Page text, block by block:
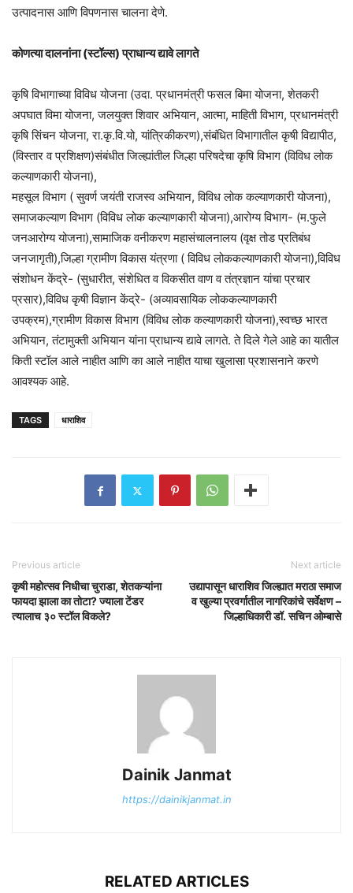
उत्पादनास आणि विपणनास चालना देणे.
कोणत्या दालनांना (स्टॉल्स) प्राधान्य द्यावे लागते
कृषि विभागाच्या विविध योजना (उदा. प्रधानमंत्री फसल बिमा योजना, शेतकरी
अपघात विमा योजना, जलयुक्त शिवार अभियान, आत्मा, माहिती विभाग, प्रधानमंत्री
कृषि सिंचन योजना, रा.कृ.वि.यो, यांत्रिकीकरण),संबंधित विभागातील कृषी विद्यापीठ,
(विस्तार व प्रशिक्षण)संबंधीत जिल्ह्यांतील जिल्हा परिषदेचा कृषि विभाग (विविध लोक
कल्याणकारी योजना),
महसूल विभाग ( सुवर्ण जयंती राजस्व अभियान, विविध लोक कल्याणकारी योजना),
समाजकल्याण विभाग (विविध लोक कल्याणकारी योजना),आरोग्य विभाग- (म.फुले
जनआरोग्य योजना),सामाजिक वनीकरण महासंचालनालय (वृक्ष तोड प्रतिबंध
जनजागृती),जिल्हा ग्रामीण विकास यंत्रणा ( विविध लोककल्याणकारी योजना),विविध
संशोधन केंद्रे- (सुधारीत, संशेधित व विकसीत वाण व तंत्रज्ञान यांचा प्रचार
प्रसार),विविध कृषी विज्ञान केंद्रे- (अव्यावसायिक लोककल्याणकारी
उपक्रम),ग्रामीण विकास विभाग (विविध लोक कल्याणकारी योजना),स्वच्छ भारत
अभियान, तंटामुक्ती अभियान यांना प्राधान्य द्यावे लागते. ते दिले गेले आहे का यातील
किती स्टॉल आले नाहीत आणि का आले नाहीत याचा खुलासा प्रशासनाने करणे
आवश्यक आहे.
TAGS धाराशिव
Previous article
कृषी महोत्सव निधीचा चुराडा, शेतकऱ्यांना
फायदा झाला का तोटा? ज्याला टेंडर
त्यालाच ३० स्टॉल विकले?
Next article
उद्यापासून धाराशिव जिल्ह्यात मराठा समाज
व खुल्या प्रवर्गातील नागरिकांचे सर्वेक्षण –
जिल्हाधिकारी डॉ. सचिन ओम्बासे
Dainik Janmat
https://dainikjanmat.in
RELATED ARTICLES